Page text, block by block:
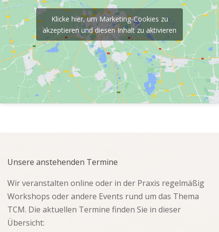
Klicke hier, um Marketing-Cookies zu
akzeptieren und diesen Inhalt zu aktivieren
Unsere anstehenden Termine
Wir veranstalten online oder in der Praxis regelmäßig
Workshops oder andere Events rund um das Thema
TCM. Die aktuellen Termine finden Sie in dieser
Übersicht: